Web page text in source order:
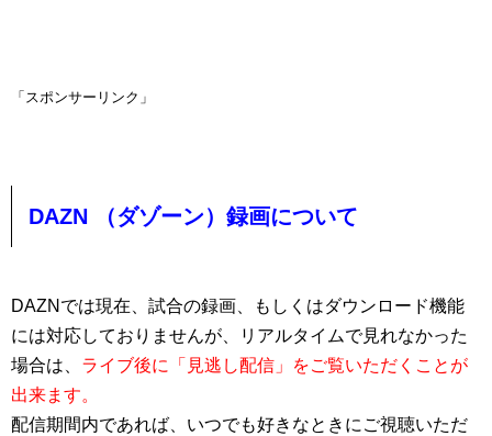
「スポンサーリンク」
DAZN （ダゾーン）録画について
DAZNでは現在、試合の録画、もしくはダウンロード機能
には対応しておりませんが、リアルタイムで見れなかった
場合は、 ライブ後に「見逃し配信」をご覧いただくことが
出来ます。
配信期間内であれば、いつでも好きなときにご視聴いただ